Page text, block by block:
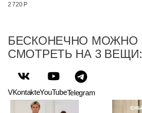
2 720 Р
БЕСКОНЕЧНО МОЖНО
СМОТРЕТЬ НА 3 ВЕЩИ:
VKontakteYouTubeTelegram